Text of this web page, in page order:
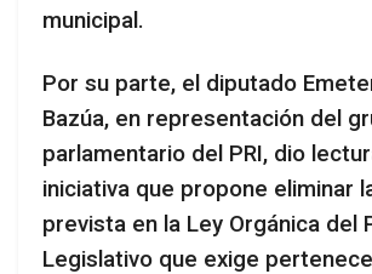
municipal.
Por su parte, el diputado
Bazúa, en representación del
parlamentario del PRI, dio
iniciativa que propone eliminar
prevista en la Ley Orgánica del
Legislativo que exige